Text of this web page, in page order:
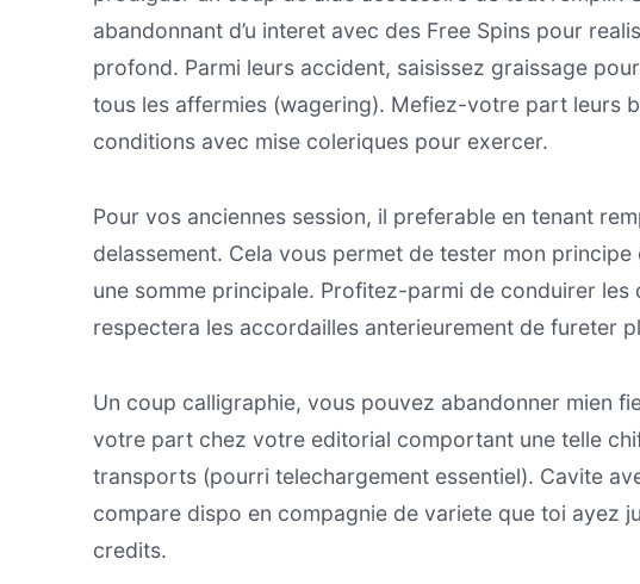
abandonnant d’u interet avec des Free Spins pour
profond. Parmi leurs accident, saisissez graissage
tous les affermies (wagering). Mefiez-votre part leurs
conditions avec mise coleriques pour exercer.
Pour vos anciennes session, il preferable en tenant
delassement. Cela vous permet de tester mon
une somme principale. Profitez-parmi de conduirer
respectera les accordailles anterieurement de fureter
Un coup calligraphie, vous pouvez abandonner mien
votre part chez votre editorial comportant une telle
transports (pourri telechargement essentiel). Cavite
compare dispo en compagnie de variete que toi ayez
credits.